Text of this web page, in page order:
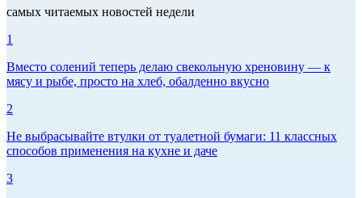
самых читаемых новостей недели
1
Вместо солений теперь делаю свекольную хреновину — к
мясу и рыбе, просто на хлеб, обалденно вкусно
2
Не выбрасывайте втулки от туалетной бумаги: 11 классных
способов применения на кухне и даче
3